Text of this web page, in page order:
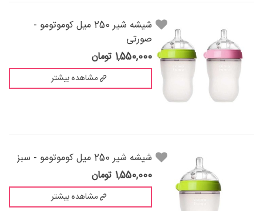
شیشه شیر 250 میل کوموتومو -
صورتی
1,550,000 تومان
مشاهده بیشتر
شیشه شیر 250 میل کوموتومو - سبز
1,550,000 تومان
مشاهده بیشتر